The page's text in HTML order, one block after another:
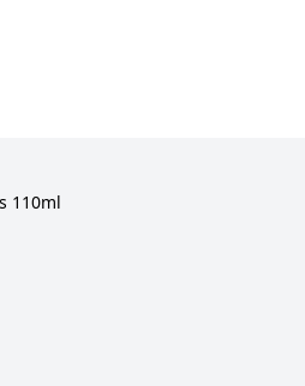
110ml